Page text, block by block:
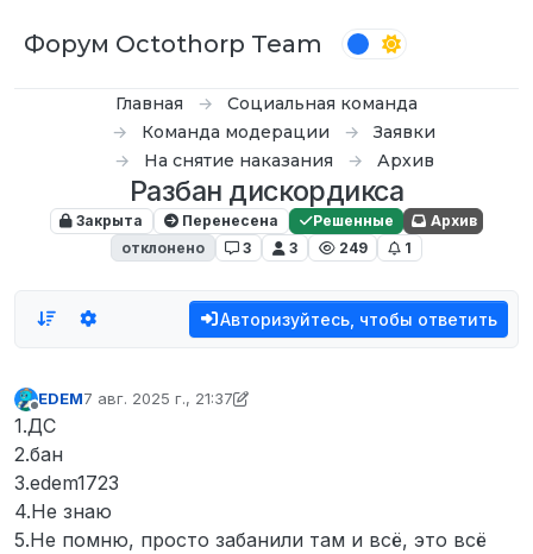
Форум Octothorp Team
Главная
Социальная команда
Команда модерации
Заявки
На снятие наказания
Архив
Разбан дискордикса
Закрыта Перенесена Решенные
Архив
отклонено
3 3 249 1
Авторизуйтесь, чтобы ответить
Не в сети
EDEM7 авг. 2025 г., 21:37
отредактировано EDEM
1.ДС
2.бан
3.edem1723
4.Не знаю
5.Не помню, просто забанили там и всё, это всё